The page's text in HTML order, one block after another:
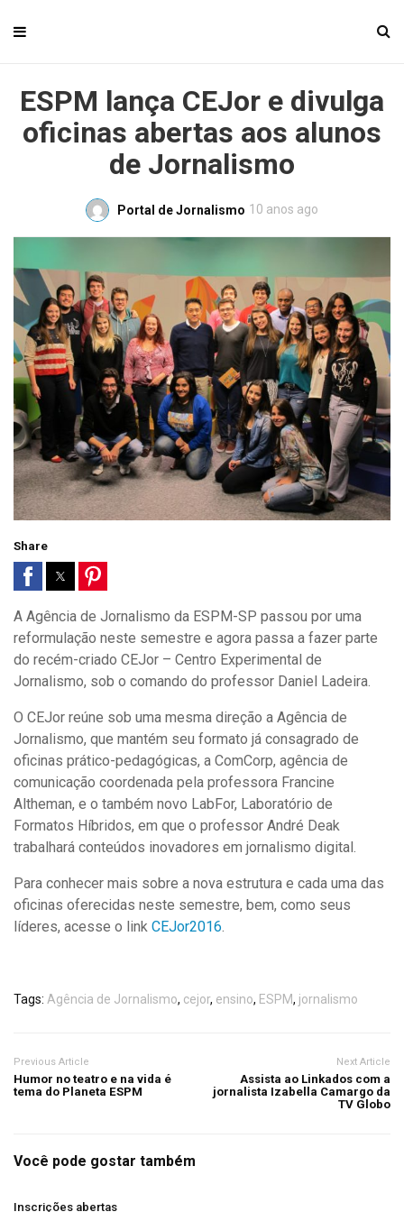
ESPM lança CEJor e divulga
oficinas abertas aos alunos
de Jornalismo
Portal de Jornalismo 10 anos ago
Share
A Agência de Jornalismo da ESPM-SP passou por uma
reformulação neste semestre e agora passa a fazer parte
do recém-criado CEJor – Centro Experimental de
Jornalismo, sob o comando do professor Daniel Ladeira.
O CEJor reúne sob uma mesma direção a Agência de
Jornalismo, que mantém seu formato já consagrado de
oficinas prático-pedagógicas, a ComCorp, agência de
comunicação coordenada pela professora Francine
Altheman, e o também novo LabFor, Laboratório de
Formatos Híbridos, em que o professor André Deak
trabalhará conteúdos inovadores em jornalismo digital.
Para conhecer mais sobre a nova estrutura e cada uma das
oficinas oferecidas neste semestre, bem, como seus
líderes, acesse o link CEJor2016.
Tags: Agência de Jornalismo, cejor, ensino, ESPM, jornalismo
Previous Article
Humor no teatro e na vida é
tema do Planeta ESPM
Next Article
Assista ao Linkados com a
jornalista Izabella Camargo da
TV Globo
Você pode gostar também
Inscrições abertas